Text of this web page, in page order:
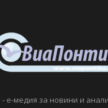
е-медия за новини и